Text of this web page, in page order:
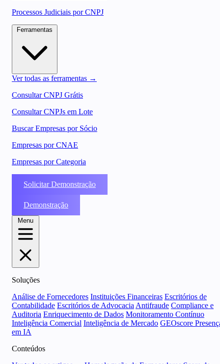
Processos Judiciais por CNPJ
Ver todas as ferramentas →
Consultar CNPJ Grátis
Consultar CNPJs em Lote
Buscar Empresas por Sócio
Empresas por CNAE
Empresas por Categoria
Solicitar Demonstração
Demonstração
Menu
Soluções
Análise de Fornecedores Instituições Financeiras Escritórios de
Contabilidade Escritórios de Advocacia Antifraude Compliance e
Auditoria Enriquecimento de Dados Monitoramento Contínuo
Inteligência Comercial Inteligência de Mercado GEOscore
em IA
Conteúdos